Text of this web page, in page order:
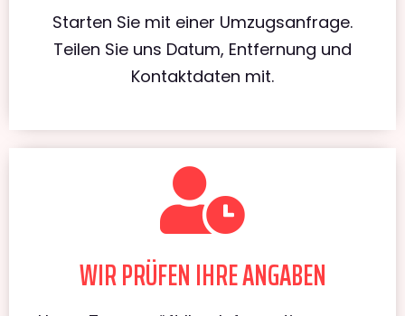
Starten Sie mit einer Umzugsanfrage.
Teilen Sie uns Datum, Entfernung und
Kontaktdaten mit.
WIR PRÜFEN IHRE ANGABEN